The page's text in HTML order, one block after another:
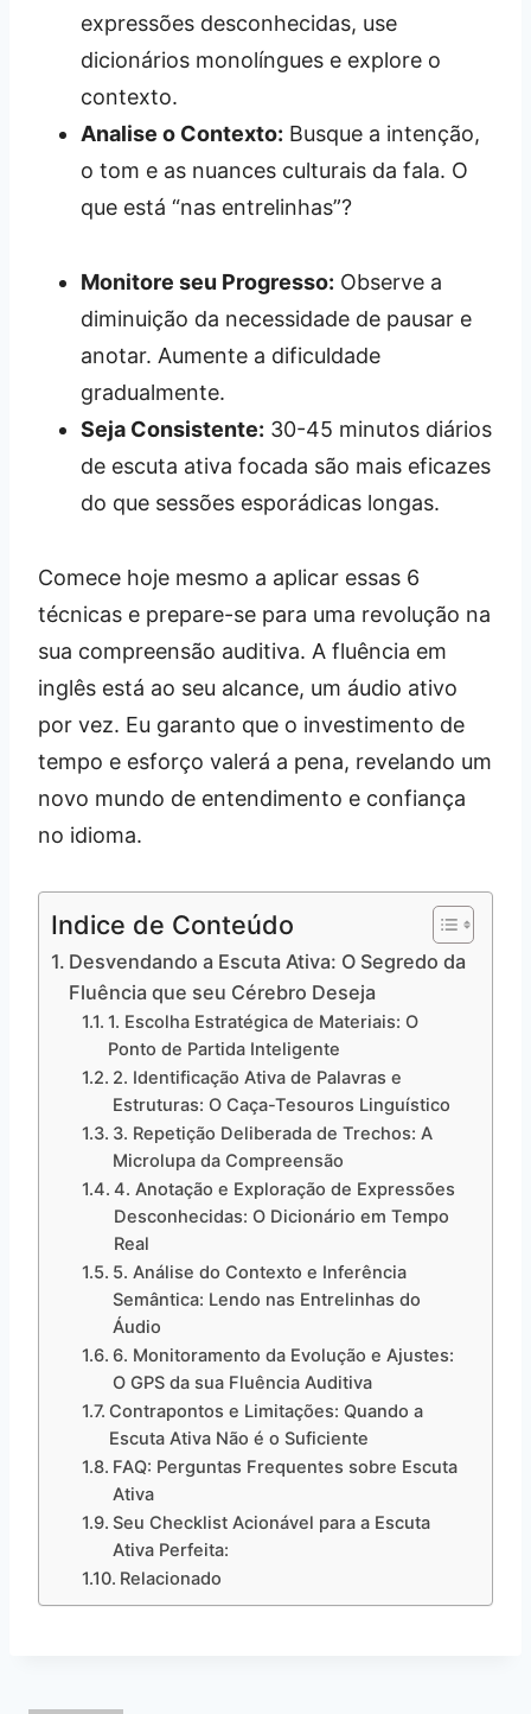
expressões desconhecidas, use
dicionários monolíngues e explore o
contexto.
Analise o Contexto: Busque a intenção,
o tom e as nuances culturais da fala. O
que está “nas entrelinhas”?
Monitore seu Progresso: Observe a
diminuição da necessidade de pausar e
anotar. Aumente a dificuldade
gradualmente.
Seja Consistente: 30-45 minutos diários
de escuta ativa focada são mais eficazes
do que sessões esporádicas longas.
Comece hoje mesmo a aplicar essas 6
técnicas e prepare-se para uma revolução na
sua compreensão auditiva. A fluência em
inglês está ao seu alcance, um áudio ativo
por vez. Eu garanto que o investimento de
tempo e esforço valerá a pena, revelando um
novo mundo de entendimento e confiança
no idioma.
Indice de Conteúdo
Desvendando a Escuta Ativa: O Segredo da
Fluência que seu Cérebro Deseja
1. Escolha Estratégica de Materiais: O
Ponto de Partida Inteligente
2. Identificação Ativa de Palavras e
Estruturas: O Caça-Tesouros Linguístico
3. Repetição Deliberada de Trechos: A
Microlupa da Compreensão
4. Anotação e Exploração de Expressões
Desconhecidas: O Dicionário em Tempo
Real
5. Análise do Contexto e Inferência
Semântica: Lendo nas Entrelinhas do
Áudio
6. Monitoramento da Evolução e Ajustes:
O GPS da sua Fluência Auditiva
Contrapontos e Limitações: Quando a
Escuta Ativa Não é o Suficiente
FAQ: Perguntas Frequentes sobre Escuta
Ativa
Seu Checklist Acionável para a Escuta
Ativa Perfeita:
Relacionado